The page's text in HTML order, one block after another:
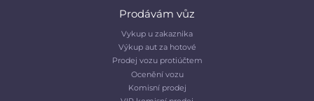
Prodávám vůz
Vykup u zakaznika
Výkup aut za hotové
Prodej vozu protiúčtem
Ocenění vozu
Komisní prodej